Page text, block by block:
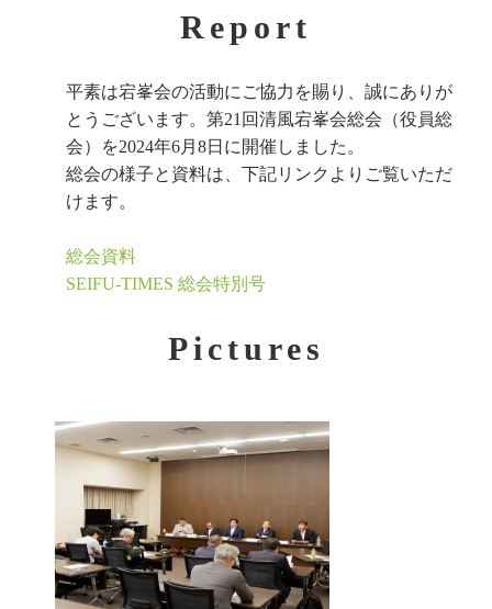
Report
平素は宕峯会の活動にご協力を賜り、誠にありが
とうございます。第21回清風宕峯会総会（役員総
会）を2024年6月8日に開催しました。
総会の様子と資料は、下記リンクよりご覧いただ
けます。
総会資料
SEIFU-TIMES 総会特別号
Pictures